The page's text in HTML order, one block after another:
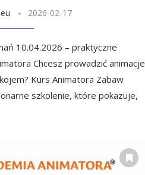
2026-02-17
10.04.2026 – praktyczne
Chcesz prowadzić animacje
Kurs Animatora Zabaw
szkolenie, które pokazuje,